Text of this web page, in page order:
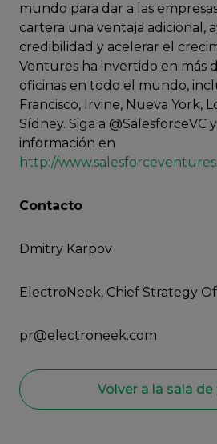
mundo para dar a las
cartera una ventaja adicional,
credibilidad y acelerar el
Ventures ha invertido en más
oficinas en todo el mundo,
Francisco, Irvine, Nueva York,
Sídney. Siga a @SalesforceVC
información en
http://
Contacto
Dmitry Karpov
ElectroNeek, Chief Strategy
pr@electroneek.com
Volver a la sala de